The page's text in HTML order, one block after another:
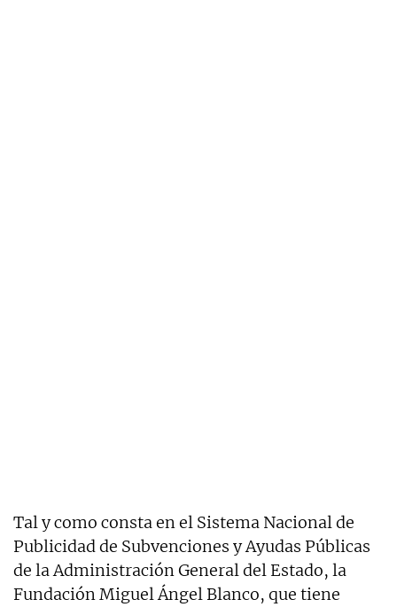
Tal y como consta en el Sistema Nacional de
Publicidad de Subvenciones y Ayudas Públicas
de la Administración General del Estado, la
Fundación Miguel Ángel Blanco, que tiene